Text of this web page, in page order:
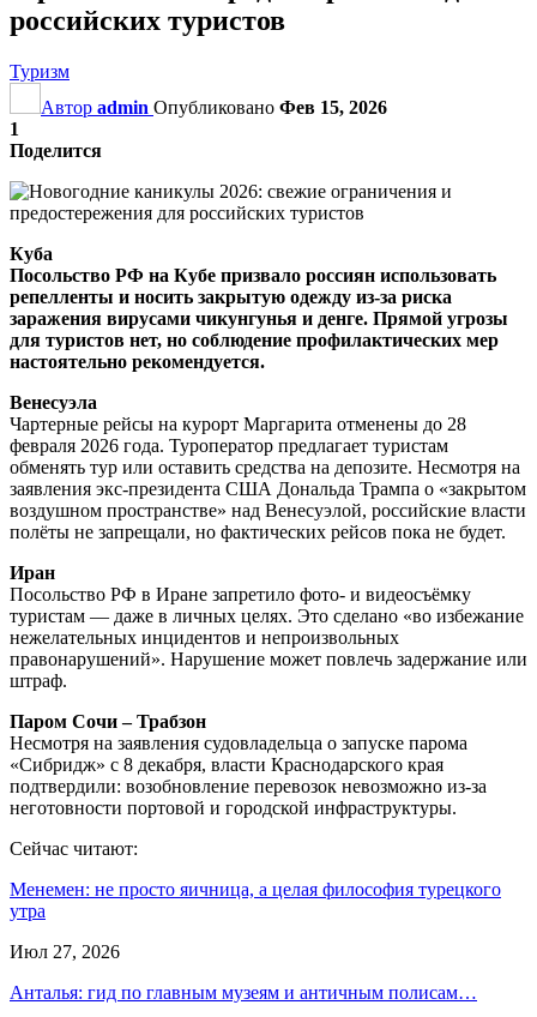
российских туристов
Туризм
Автор admin Опубликовано Фев 15, 2026
1
Поделится
Куба
Посольство РФ на Кубе призвало россиян использовать
репелленты и носить закрытую одежду из-за риска
заражения вирусами чикунгунья и денге. Прямой угрозы
для туристов нет, но соблюдение профилактических мер
настоятельно рекомендуется.
Венесуэла
Чартерные рейсы на курорт Маргарита отменены до 28
февраля 2026 года. Туроператор предлагает туристам
обменять тур или оставить средства на депозите. Несмотря на
заявления экс-президента США Дональда Трампа о «закрытом
воздушном пространстве» над Венесуэлой, российские власти
полёты не запрещали, но фактических рейсов пока не будет.
Иран
Посольство РФ в Иране запретило фото- и видеосъёмку
туристам — даже в личных целях. Это сделано «во избежание
нежелательных инцидентов и непроизвольных
правонарушений». Нарушение может повлечь задержание или
штраф.
Паром Сочи – Трабзон
Несмотря на заявления судовладельца о запуске парома
«Сибридж» с 8 декабря, власти Краснодарского края
подтвердили: возобновление перевозок невозможно из-за
неготовности портовой и городской инфраструктуры.
Сейчас читают:
Менемен: не просто яичница, а целая философия турецкого
утра
Июл 27, 2026
Анталья: гид по главным музеям и античным полисам…